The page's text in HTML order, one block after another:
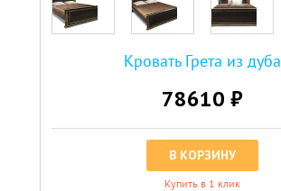
Кровать Грета из дуба
78610 ₽
В КОРЗИНУ
Купить в 1 клик